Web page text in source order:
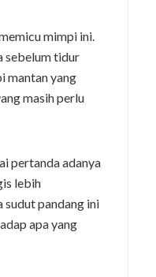
mimpi ini.
sebelum tidur
mantan yang
masih perlu
pertanda adanya
lebih
sudut pandang ini
apa yang